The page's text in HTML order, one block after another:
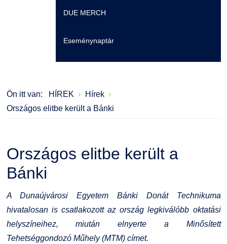
Moodle
Átjelentkezőknek
Karrier
EHÖK
Ösztöndíjak
Kiemelt ösztöndíjak
Könyvtár
Szakmentori rendszer
Felnőttképzés
HASIT
Moodle
K+F+I
Családbarát Szolgáltató
Dokumentumok
Érdekvédelmi testületek
Szervezeti felépítés
Szabályzatok
Díjak, elismerések
Telefonkönyv
Intézményi és Tanulmányi Tájékoztató
Együttműködő partnereink
DUE MERCH
Eseménynaptár
Ön itt van: HÍREK
Hírek
Országos elitbe került a Bánki
Országos elitbe került a
Bánki
A Dunaújvárosi Egyetem Bánki Donát Technikuma
hivatalosan is csatlakozott az ország legkiválóbb oktatási
helyszíneihez, miután elnyerte a Minősített
Tehetséggondozó Műhely (MTM) címet.